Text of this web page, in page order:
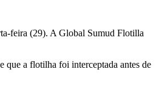
feira (29). A Global Sumud Flotilla
que a flotilha foi interceptada antes de